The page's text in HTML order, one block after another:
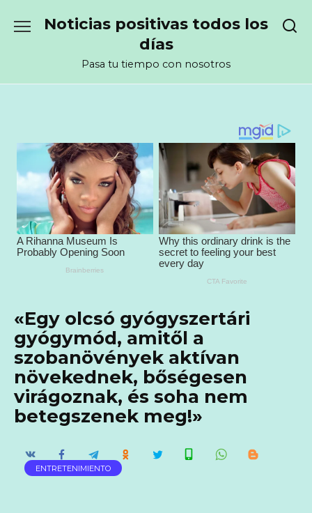
Noticias positivas todos los
días
Pasa tu tiempo con nosotros
«Egy olcsó gyógyszertári
gyógymód, amitől a
szobanövények aktívan
növekednek, bőségesen
virágoznak, és soha nem
betegszenek meg!»
ENTRETENIMIENTO